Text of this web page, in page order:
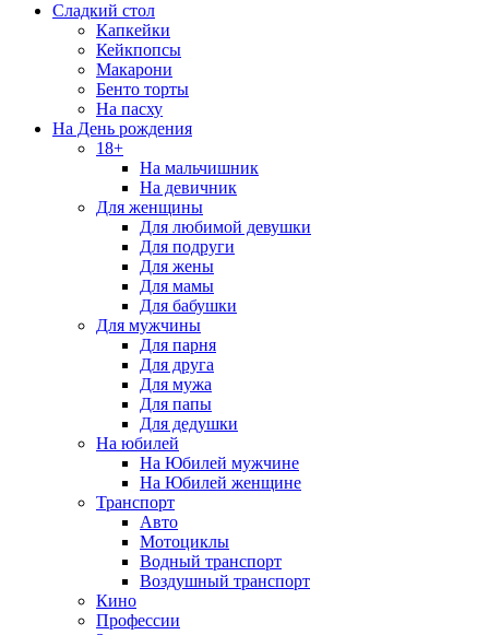
Сладкий стол
Капкейки
Кейкпопсы
Макарони
Бенто торты
На пасху
На День рождения
18+
На мальчишник
На девичник
Для женщины
Для любимой девушки
Для подруги
Для жены
Для мамы
Для бабушки
Для мужчины
Для парня
Для друга
Для мужа
Для папы
Для дедушки
На юбилей
На Юбилей мужчине
На Юбилей женщине
Транспорт
Авто
Мотоциклы
Водный транспорт
Воздушный транспорт
Кино
Профессии